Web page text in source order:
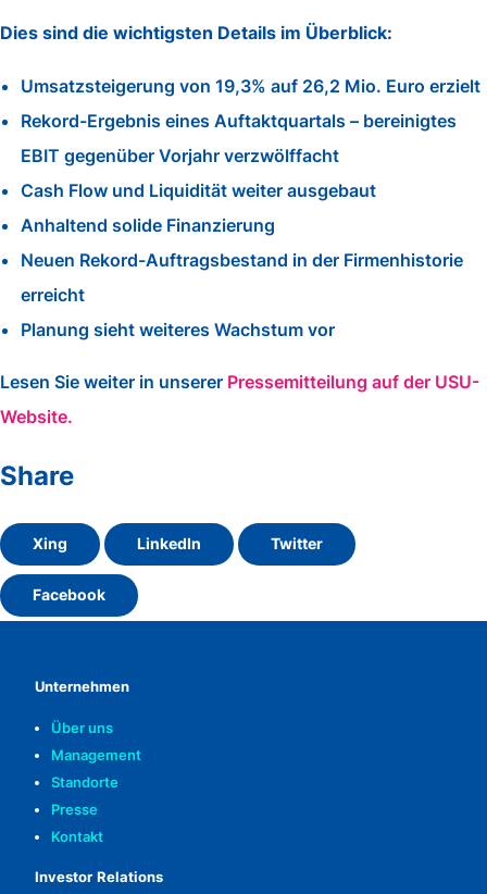
Dies sind die wichtigsten Details im Überblick:
Umsatzsteigerung von 19,3% auf 26,2 Mio. Euro erzielt
Rekord-Ergebnis eines Auftaktquartals – bereinigtes
EBIT gegenüber Vorjahr verzwölffacht
Cash Flow und Liquidität weiter ausgebaut
Anhaltend solide Finanzierung
Neuen Rekord-Auftragsbestand in der Firmenhistorie
erreicht
Planung sieht weiteres Wachstum vor
Lesen Sie weiter in unserer Pressemitteilung auf der USU-
Website.
Share
Xing LinkedIn Twitter
Facebook
Unternehmen
Über uns
Management
Standorte
Presse
Kontakt
Investor Relations